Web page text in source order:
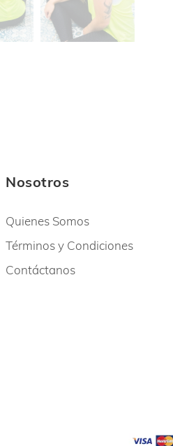
Nosotros
Quienes Somos
Términos y Condiciones
Contáctanos